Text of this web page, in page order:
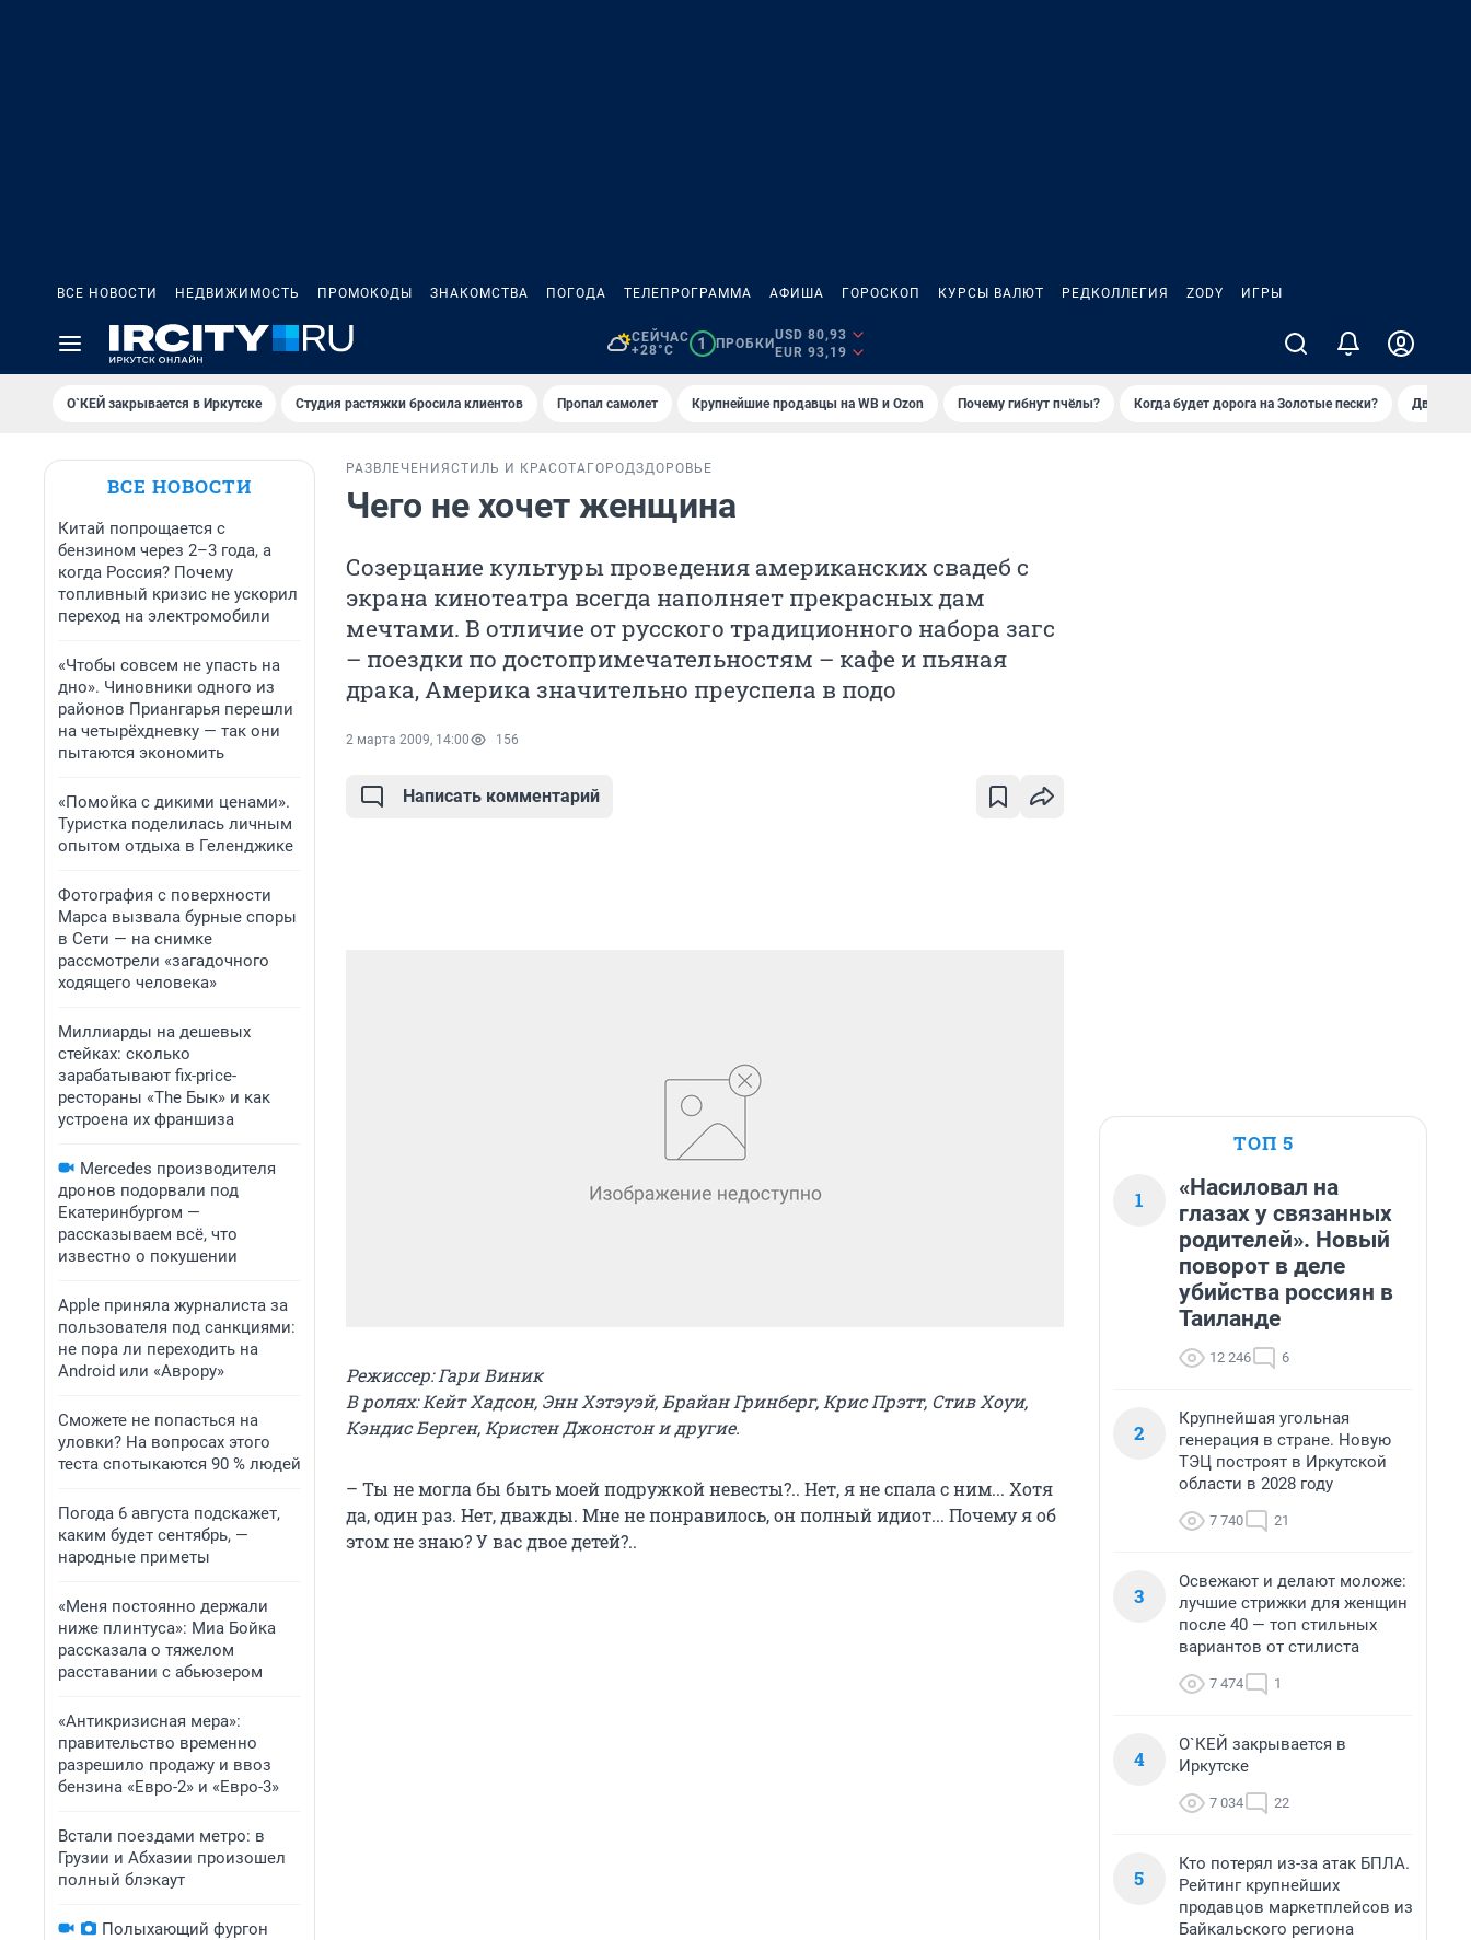
ВСЕ НОВОСТИ НЕДВИЖИМОСТЬ ПРОМОКОДЫ ЗНАКОМСТВА ПОГОДА ТЕЛЕПРОГРАММА АФИША ГОРОСКОП КУРСЫ ВАЛЮТ РЕДКОЛЛЕГИЯ ZODY ИГРЫ
СЕЙЧАС
+28°C
1 ПРОБКИ
USD 80,93
EUR 93,19
О`КЕЙ закрывается в Иркутске Студия растяжки бросила клиентов Пропал самолет Крупнейшие продавцы на WB и Ozon Почему гибнут пчёлы? Когда будет дорога на Золотые пески? Двое
ВСЕ НОВОСТИ
Китай попрощается с
бензином через 2–3 года, а
когда Россия? Почему
топливный кризис не ускорил
переход на электромобили
«Чтобы совсем не упасть на
дно». Чиновники одного из
районов Приангарья перешли
на четырёхдневку — так они
пытаются экономить
«Помойка с дикими ценами».
Туристка поделилась личным
опытом отдыха в Геленджике
Фотография с поверхности
Марса вызвала бурные споры
в Сети — на снимке
рассмотрели «загадочного
ходящего человека»
Миллиарды на дешевых
стейках: сколько
зарабатывают fix-price-
рестораны «The Бык» и как
устроена их франшиза
Mercedes производителя
дронов подорвали под
Екатеринбургом —
рассказываем всё, что
известно о покушении
Apple приняла журналиста за
пользователя под санкциями:
не пора ли переходить на
Android или «Аврору»
Сможете не попасться на
уловки? На вопросах этого
теста спотыкаются 90 % людей
Погода 6 августа подскажет,
каким будет сентябрь, —
народные приметы
«Меня постоянно держали
ниже плинтуса»: Миа Бойка
рассказала о тяжелом
расставании с абьюзером
«Антикризисная мера»:
правительство временно
разрешило продажу и ввоз
бензина «Евро-2» и «Евро-3»
Встали поездами метро: в
Грузии и Абхазии произошел
полный блэкаут
Полыхающий фургон
РАЗВЛЕЧЕНИЯ СТИЛЬ И КРАСОТА ГОРОДЗДОРОВЬЕ
Чего не хочет женщина
Созерцание культуры проведения американских свадеб с
экрана кинотеатра всегда наполняет прекрасных дам
мечтами. В отличие от русского традиционного набора загс
– поездки по достопримечательностям – кафе и пьяная
драка, Америка значительно преуспела в подо
2 марта 2009, 14:00 156
Написать комментарий
Режиссер: Гари Виник
В ролях: Кейт Хадсон, Энн Хэтэуэй, Брайан Гринберг, Крис Прэтт, Стив Хоуи,
Кэндис Берген, Кристен Джонстон и другие.
– Ты не могла бы быть моей подружкой невесты?.. Нет, я не спала с ним... Хотя
да, один раз. Нет, дважды. Мне не понравилось, он полный идиот... Почему я об
этом не знаю? У вас двое детей?..
ТОП 5
1
«Насиловал на
глазах у связанных
родителей». Новый
поворот в деле
убийства россиян в
Таиланде
12 246 6
2
Крупнейшая угольная
генерация в стране. Новую
ТЭЦ построят в Иркутской
области в 2028 году
7 740 21
3
Освежают и делают моложе:
лучшие стрижки для женщин
после 40 — топ стильных
вариантов от стилиста
7 474 1
4
О`КЕЙ закрывается в
Иркутске
7 034 22
5
Кто потерял из-за атак БПЛА.
Рейтинг крупнейших
продавцов маркетплейсов из
Байкальского региона